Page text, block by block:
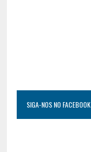
SIGA-NOS NO FACEBOOK